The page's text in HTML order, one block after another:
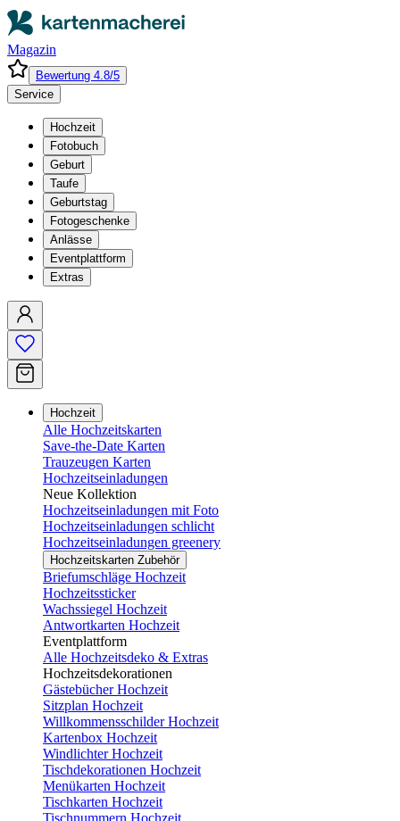
Magazin
Bewertung 4.8/5
Service
Hochzeit
Fotobuch
Geburt
Taufe
Geburtstag
Fotogeschenke
Anlässe
Eventplattform
Extras
Hochzeit
Alle Hochzeitskarten
Save-the-Date Karten
Trauzeugen Karten
Hochzeitseinladungen
Neue Kollektion
Hochzeitseinladungen mit Foto
Hochzeitseinladungen schlicht
Hochzeitseinladungen greenery
Hochzeitskarten Zubehör
Briefumschläge Hochzeit
Hochzeitssticker
Wachssiegel Hochzeit
Antwortkarten Hochzeit
Eventplattform
Alle Hochzeitsdeko & Extras
Hochzeitsdekorationen
Gästebücher Hochzeit
Sitzplan Hochzeit
Willkommensschilder Hochzeit
Kartenbox Hochzeit
Windlichter Hochzeit
Tischdekorationen Hochzeit
Menükarten Hochzeit
Tischkarten Hochzeit
Tischnummern Hochzeit